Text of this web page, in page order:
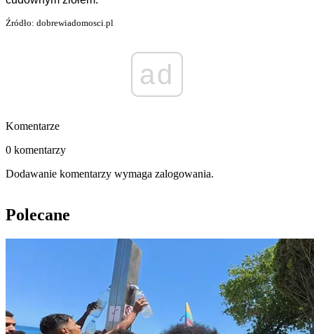
Źródło: dobrewiadomosci.pl
ad
Komentarze
0 komentarzy
Dodawanie komentarzy wymaga zalogowania.
Polecane